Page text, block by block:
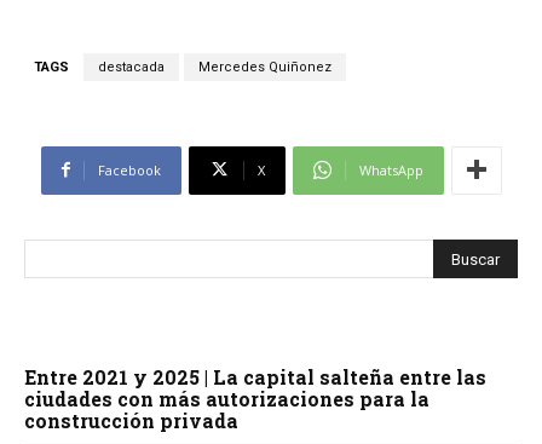
TAGS destacada Mercedes Quiñonez
Facebook X WhatsApp
Entre 2021 y 2025 | La capital salteña entre las
ciudades con más autorizaciones para la
construcción privada